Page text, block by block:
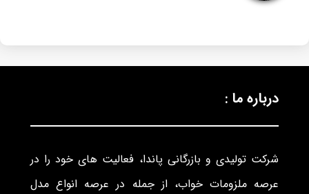
درباره ما :
شرکت تولیدی و بازرگانی پاندا، فعالیت های خود را در
عرصه ملزومات خواب، از جمله در عرصه انواع مدل